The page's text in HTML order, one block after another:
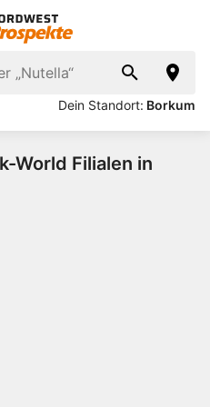
Dein Standort: Borkum
World Filialen in